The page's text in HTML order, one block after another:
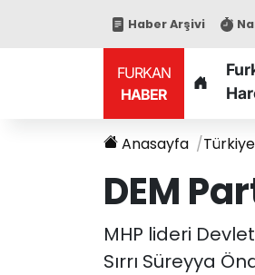
Haber Arşivi
FURKAN
HABER
Anasayfa Türkiye
DEM
MHP lideri
Sırrı Süreyya